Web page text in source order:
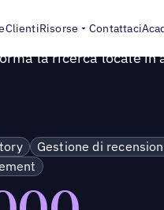
ClientiRisorse Contattaci
la ricerca locale in
Gestione di